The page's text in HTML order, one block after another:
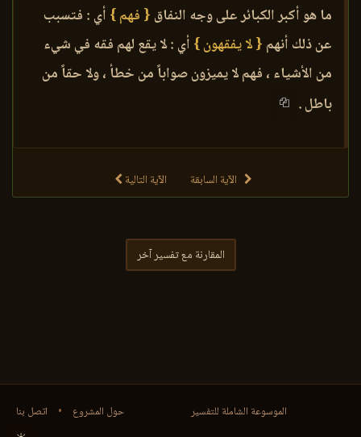
ما هو أكبر الكبائر على وجه النفاق { فهم } أي : فتسبب
عن ذلك أنهم { لا يفقهون } أي : لا يقع لهم فقه في شيء
من الأشياء ، فهم لا يميزون صواباً من خطأ ، ولا حقاً من
باطل .
الآية السابقة الآية التالية
المقارنة مع تفسير آخر
حول المشروع • اتصل بنا الموسوعة الشاملة للتفسير